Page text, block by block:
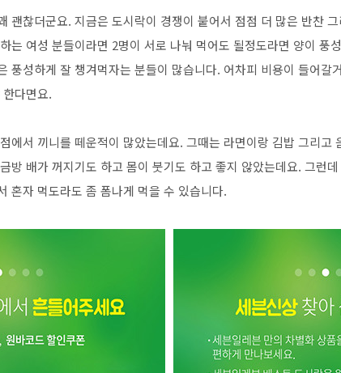
괜찮더군요. 지금은 도시락이 경쟁이 붙어서 점점 더 많은 반찬
는 여성 분들이라면 2명이 서로 나눠 먹어도 될정도라면 양이 풍
풍성하게 잘 챙겨먹자는 분들이 많습니다. 어차피 비용이 들어갈
다면요.
에서 끼니를 떼운적이 많았는데요. 그때는 라면이랑 김밥 그리고
방 배가 꺼지기도 하고 몸이 붓기도 하고 좋지 않았는데요. 그런
혼자 먹도라도 좀 폼나게 먹을 수 있습니다.